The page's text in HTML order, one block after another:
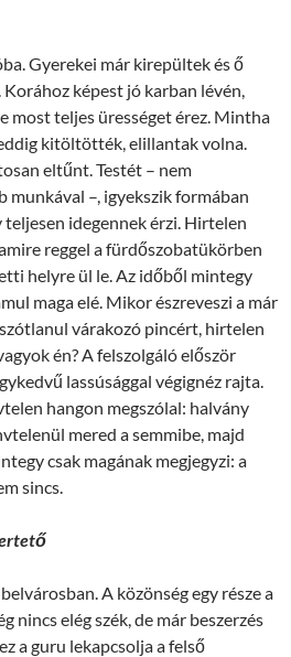
Gyerekei már kirepültek és ő
képest jó karban lévén,
most teljes ürességet érez. Mintha
kitöltötték, elillantak volna.
eltűnt. Testét – nem
munkával –, igyekszik formában
idegennek érzi. Hirtelen
reggel a fürdőszobatükörben
helyre ül le. Az időből mintegy
maga elé. Mikor észreveszi a már
várakozó pincért, hirtelen
én? A felszolgáló először
lassúsággal végignéz rajta.
hangon megszólal: halvány
mered a semmibe, majd
csak magának megjegyzi: a
sincs.
A közönség egy része a
nincs elég szék, de már beszerzés
a guru lekapcsolja a felső